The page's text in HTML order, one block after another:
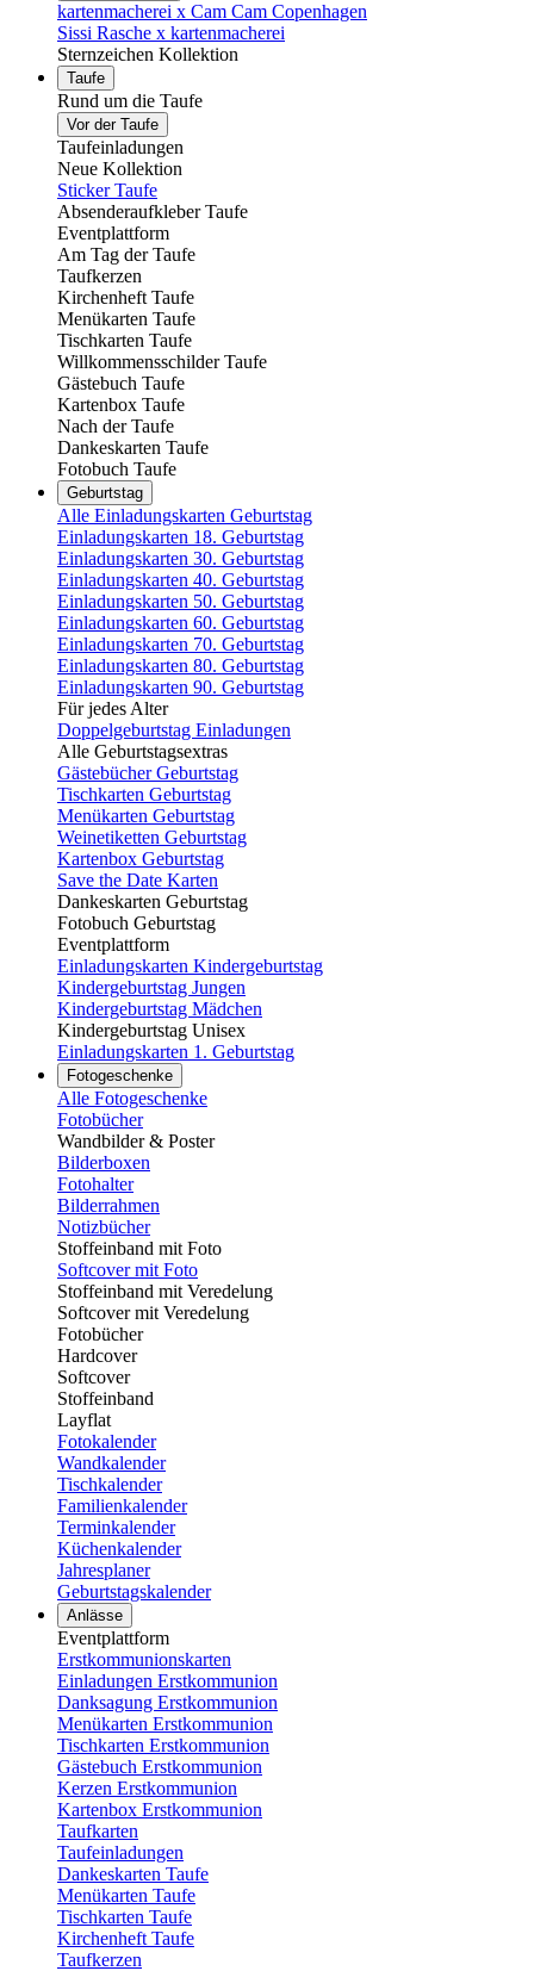
kartenmacherei x Cam Cam Copenhagen
Sissi Rasche x kartenmacherei
Sternzeichen Kollektion
Taufe
Rund um die Taufe
Vor der Taufe
Taufeinladungen
Neue Kollektion
Sticker Taufe
Absenderaufkleber Taufe
Eventplattform
Am Tag der Taufe
Taufkerzen
Kirchenheft Taufe
Menükarten Taufe
Tischkarten Taufe
Willkommensschilder Taufe
Gästebuch Taufe
Kartenbox Taufe
Nach der Taufe
Dankeskarten Taufe
Fotobuch Taufe
Geburtstag
Alle Einladungskarten Geburtstag
Einladungskarten 18. Geburtstag
Einladungskarten 30. Geburtstag
Einladungskarten 40. Geburtstag
Einladungskarten 50. Geburtstag
Einladungskarten 60. Geburtstag
Einladungskarten 70. Geburtstag
Einladungskarten 80. Geburtstag
Einladungskarten 90. Geburtstag
Für jedes Alter
Doppelgeburtstag Einladungen
Alle Geburtstagsextras
Gästebücher Geburtstag
Tischkarten Geburtstag
Menükarten Geburtstag
Weinetiketten Geburtstag
Kartenbox Geburtstag
Save the Date Karten
Dankeskarten Geburtstag
Fotobuch Geburtstag
Eventplattform
Einladungskarten Kindergeburtstag
Kindergeburtstag Jungen
Kindergeburtstag Mädchen
Kindergeburtstag Unisex
Einladungskarten 1. Geburtstag
Fotogeschenke
Alle Fotogeschenke
Fotobücher
Wandbilder & Poster
Bilderboxen
Fotohalter
Bilderrahmen
Notizbücher
Stoffeinband mit Foto
Softcover mit Foto
Stoffeinband mit Veredelung
Softcover mit Veredelung
Fotobücher
Hardcover
Softcover
Stoffeinband
Layflat
Fotokalender
Wandkalender
Tischkalender
Familienkalender
Terminkalender
Küchenkalender
Jahresplaner
Geburtstagskalender
Anlässe
Eventplattform
Erstkommunionskarten
Einladungen Erstkommunion
Danksagung Erstkommunion
Menükarten Erstkommunion
Tischkarten Erstkommunion
Gästebuch Erstkommunion
Kerzen Erstkommunion
Kartenbox Erstkommunion
Taufkarten
Taufeinladungen
Dankeskarten Taufe
Menükarten Taufe
Tischkarten Taufe
Kirchenheft Taufe
Taufkerzen